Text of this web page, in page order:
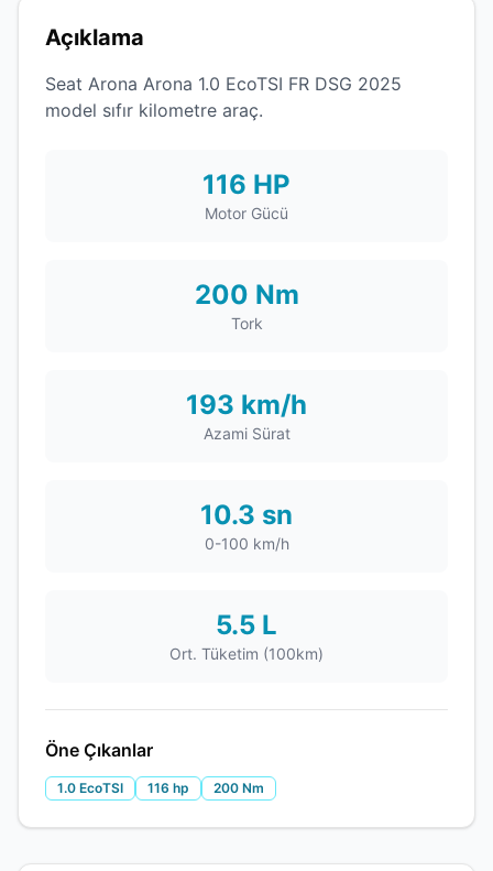
Açıklama
Seat Arona Arona 1.0 EcoTSI FR DSG 2025
model sıfır kilometre araç.
116 HP
Motor Gücü
200 Nm
Tork
193 km/h
Azami Sürat
10.3 sn
0-100 km/h
5.5 L
Ort. Tüketim (100km)
Öne Çıkanlar
1.0 EcoTSI 116 hp 200 Nm